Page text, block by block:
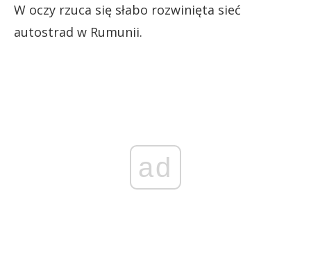
W oczy rzuca się słabo rozwinięta sieć
autostrad w Rumunii.
ad